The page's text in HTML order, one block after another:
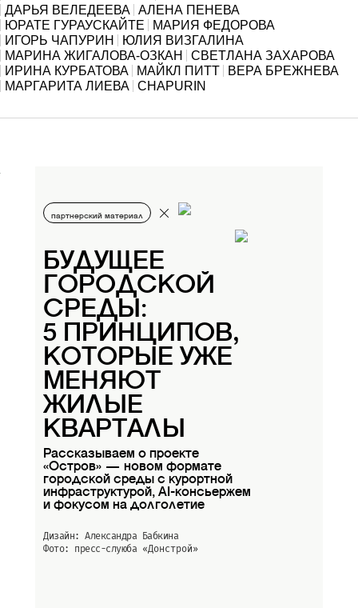
ДАРЬЯ ВЕЛЕДЕЕВА АЛЕНА ПЕНЕВА
ЮРАТЕ ГУРАУСКАЙТЕ
МАРИЯ ФЕДОРОВА
ИГОРЬ ЧАПУРИН
ЮЛИЯ ВИЗГАЛИНА
МАРИНА ЖИГАЛОВА-ОЗКАН
СВЕТЛАНА ЗАХАРОВА
ИРИНА КУРБАТОВА
МАЙКЛ ПИТТ
ВЕРА БРЕЖНЕВА
МАРГАРИТА ЛИЕВА CHAPURIN
партнерский материал
БУДУЩЕЕ
ГОРОДСКОЙ
СРЕДЫ:
5 ПРИНЦИПОВ,
КОТОРЫЕ УЖЕ
МЕНЯЮТ
ЖИЛЫЕ
КВАРТАЛЫ
Рассказываем о проекте
«Остров» — новом формате
городской среды с курортной
инфраструктурой, AI-консьержем
и фокусом на долголетие
Дизайн: Александра Бабкина
Фото: пресс-слуюба «Донстрой»